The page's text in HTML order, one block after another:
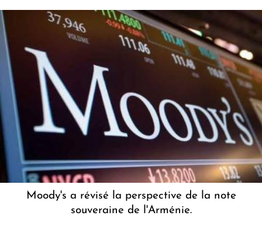
Moody's a révisé la perspective de la note
souveraine de l'Arménie.